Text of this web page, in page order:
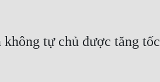
tự chủ được tăng tốc